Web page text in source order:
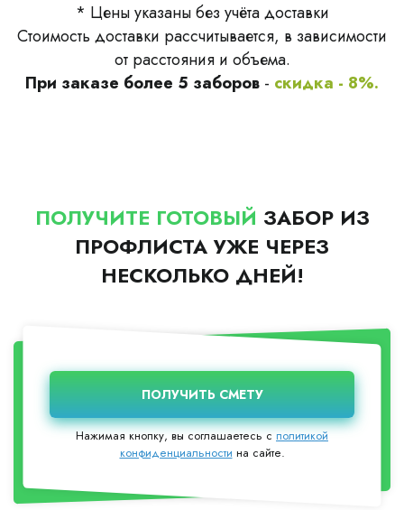
* Цены указаны без учёта доставки
Стоимость доставки рассчитывается, в зависимости
от расстояния и объема.
При заказе более 5 заборов - скидка - 8%.
ПОЛУЧИТЕ ГОТОВЫЙ ЗАБОР ИЗ
ПРОФЛИСТА УЖЕ ЧЕРЕЗ
НЕСКОЛЬКО ДНЕЙ!
Нажимая кнопку, вы соглашаетесь сполитикой
конфиденциальности на сайте.